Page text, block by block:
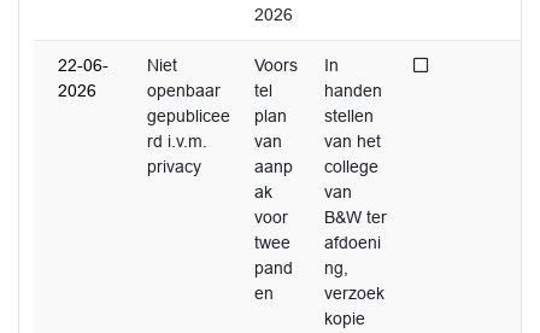
2026
22-06-
2026
Niet
openbaar
gepublicee
rd i.v.m.
privacy
Voors
tel
plan
van
aanp
ak
voor
twee
pand
en
In
handen
stellen
van het
college
van
B&W ter
afdoeni
ng,
verzoek
kopie
Niet afgedaan